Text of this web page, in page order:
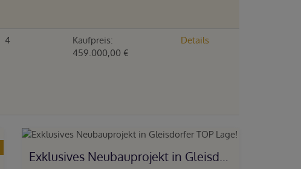
4
Kaufpreis:
459.000,00 €
Details